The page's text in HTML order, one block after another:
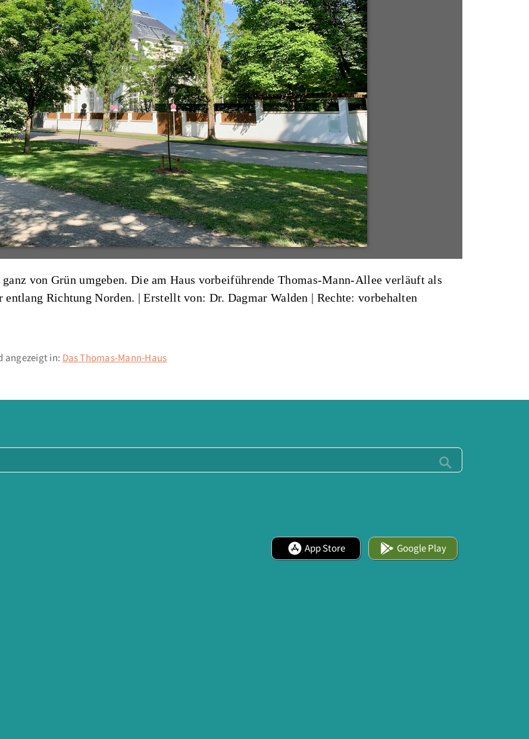
von Grün umgeben. Die am Haus vorbeiführende Thomas-Mann-Allee verläuft als
entlang Richtung Norden. |Erstellt von: Dr. Dagmar Walden | Rechte: vorbehalten
angezeigt in: Das Thomas-Mann-Haus
App Store Google Play